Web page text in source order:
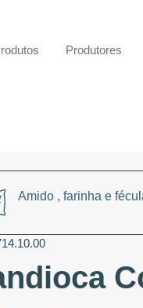
Produtores
Amido , farinha e